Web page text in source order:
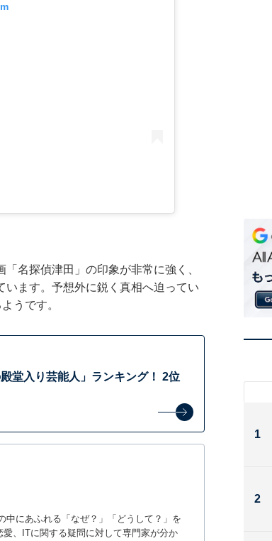
名探偵津田」の印象が非常に強く、
ます。予想外に鋭く真相へ迫ってい
うです。
堂入り芸能人」ランキング！ 2位
中にあふれる「なぜ？」「どうして？」を
、ITに関する疑問に対して専門家が分か
1
2